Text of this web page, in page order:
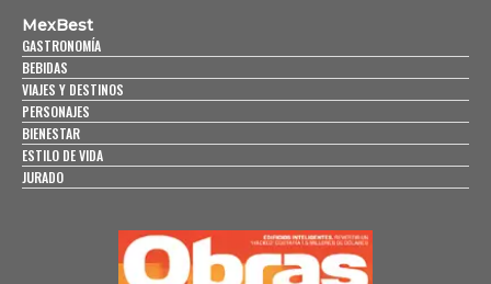
MexBest
GASTRONOMÍA
BEBIDAS
VIAJES Y DESTINOS
PERSONAJES
BIENESTAR
ESTILO DE VIDA
JURADO